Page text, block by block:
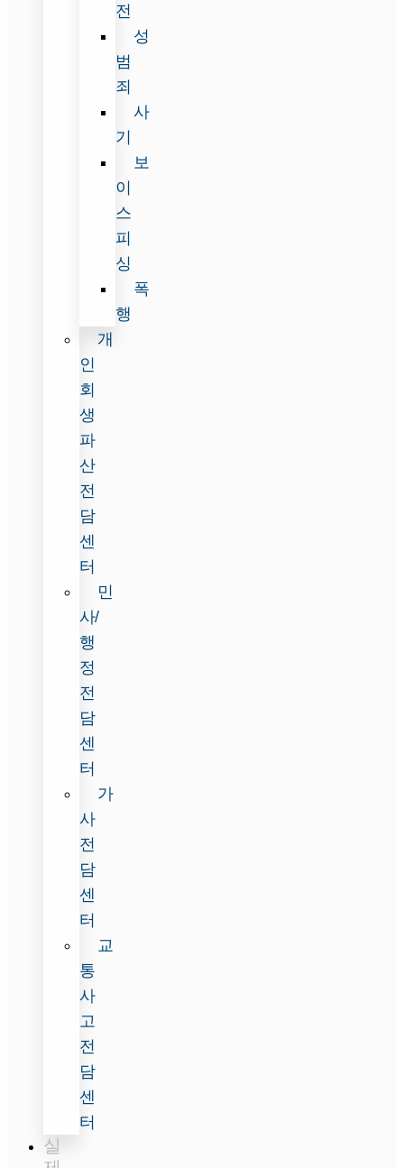
전
성
범
죄
사
기
보
이
스
피
싱
폭
행
개
인
회
생
파
산
전
담
센
터
민
사/
행
정
전
담
센
터
가
사
전
담
센
터
교
통
사
고
전
담
센
터
실